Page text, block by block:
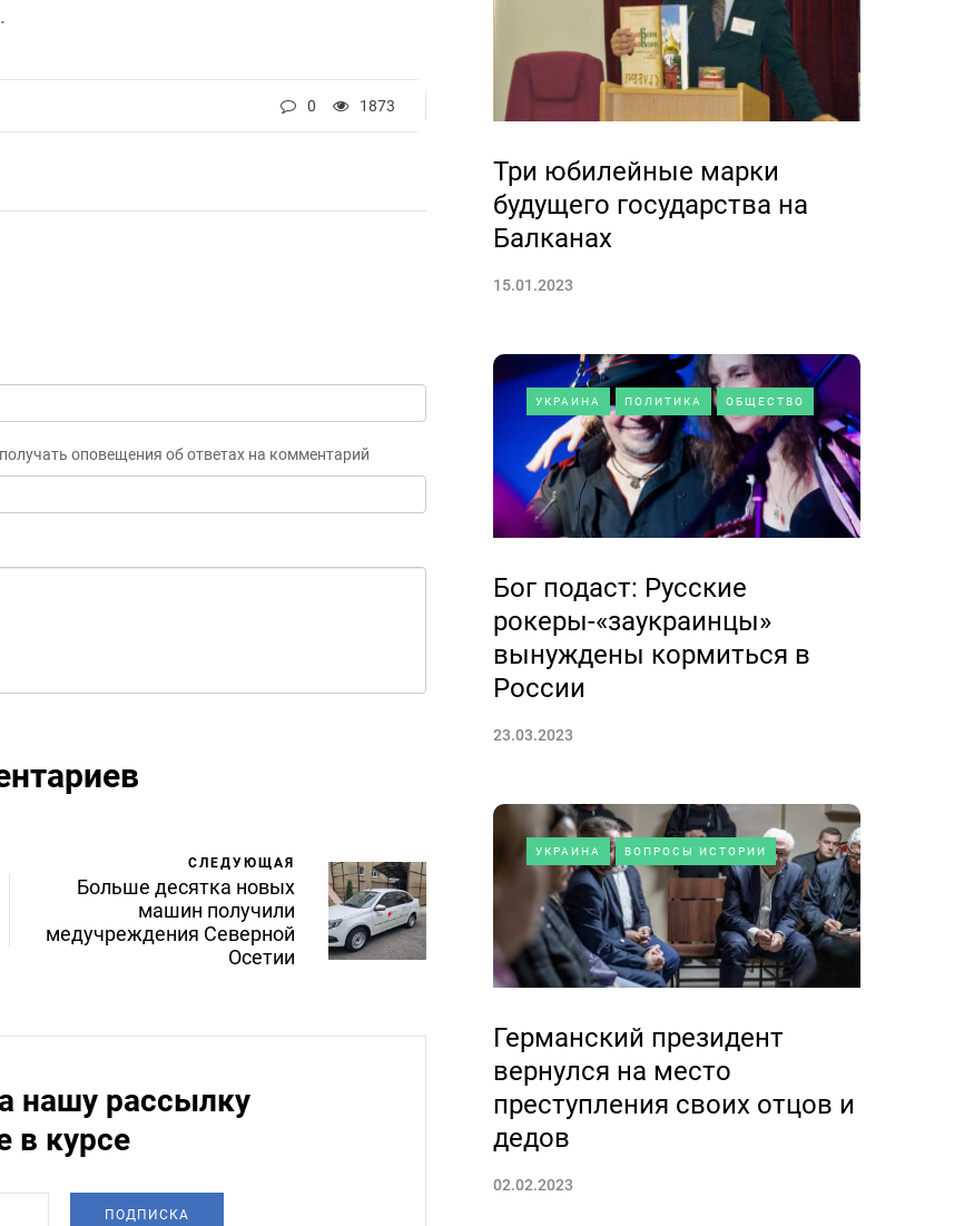
0 1873
получать оповещения об ответах на комментарий
СЛЕДУЮЩАЯ
Больше десятка новых
машин получили
медучреждения Северной
Осетии
нашу рассылку
в курсе
ПОДПИСКА
Три юбилейные марки
будущего государства на
Балканах
15.01.2023
УКРАИНА ПОЛИТИКА ОБЩЕСТВО
Бог подаст: Русские
рокеры-«заукраинцы»
вынуждены кормиться в
России
23.03.2023
УКРАИНА ВОПРОСЫ ИСТОРИИ
Германский президент
вернулся на место
преступления своих отцов и
дедов
02.02.2023